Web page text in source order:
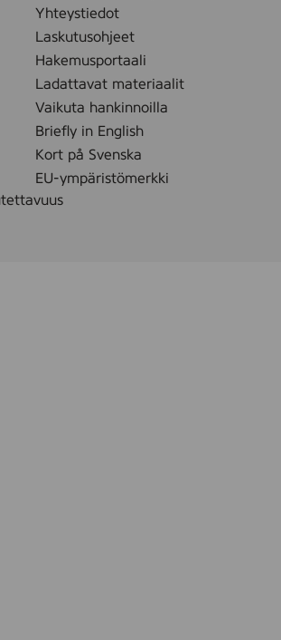
Yhteystiedot
Laskutusohjeet
Hakemusportaali
Ladattavat materiaalit
Vaikuta hankinnoilla
Briefly in English
Kort på Svenska
EU-ympäristömerkki